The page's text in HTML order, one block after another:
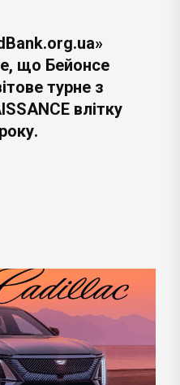
що Бейонсе
турне з
влітку